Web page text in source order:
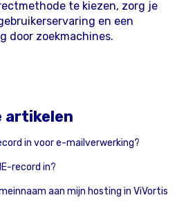
te kiezen, zorg je
en een
door zoekmachines.
artikelen
in voor e-mailverwerking?
record in?
aan mijn hosting in ViVortis